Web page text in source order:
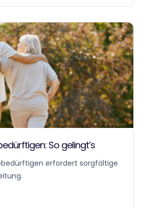
So gelingt’s
erfordert sorgfältige